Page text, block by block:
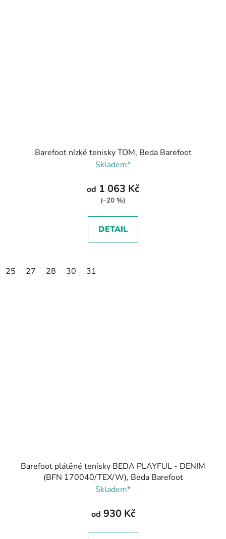
Barefoot nízké tenisky TOM, Beda Barefoot
Skladem*
od 1 063 Kč
(–20 %)
DETAIL
25 27 28 30 31
Barefoot plátěné tenisky BEDA PLAYFUL - DENIM
(BFN 170040/TEX/W), Beda Barefoot
Skladem*
od 930 Kč